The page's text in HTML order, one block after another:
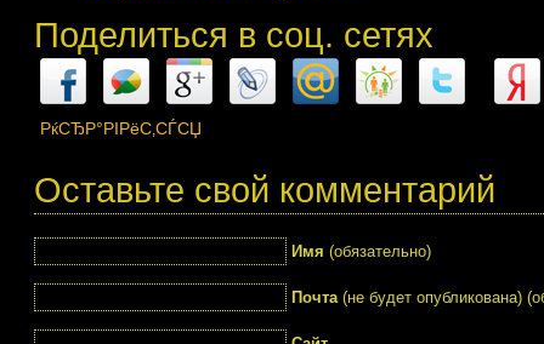
Поделиться в соц. сетях
РќСЂР°РІРёС‚СЃСЏ
Оставьте свой комментарий
Имя (обязательно)
Почта(не будет опубликована)